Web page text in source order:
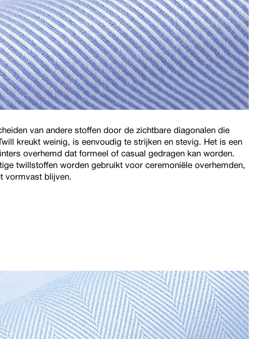
van andere stoffen door de zichtbare diagonalen die
kreukt weinig, is eenvoudig te strijken en stevig. Het is een
overhemd dat formeel of casual gedragen kan worden.
twillstoffen worden gebruikt voor ceremoniële overhemden,
vormvast blijven.